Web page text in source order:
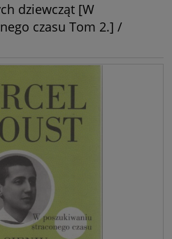
dziewcząt [W
czasu Tom 2.] /